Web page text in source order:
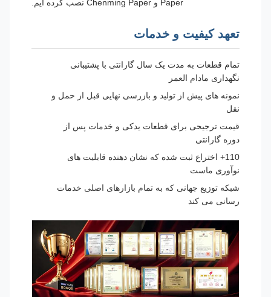
Paper و Chenming Paper نصب کرده ایم.
تعهد کیفیت و خدمات
تمام قطعات به مدت یک سال گارانتی با پشتیبانی
نگهداری مادام العمر
نمونه های پیش از تولید و بازرسی نهایی قبل از حمل و
قیمت ترجیحی برای قطعات یدکی و خدمات پس از
دوره گارانتی
110+ اختراع ثبت شده که نشان دهنده قابلیت های
نوآوری ماست
شبکه توزیع جهانی که به تمام بازارهای اصلی خدمات
رسانی می کند